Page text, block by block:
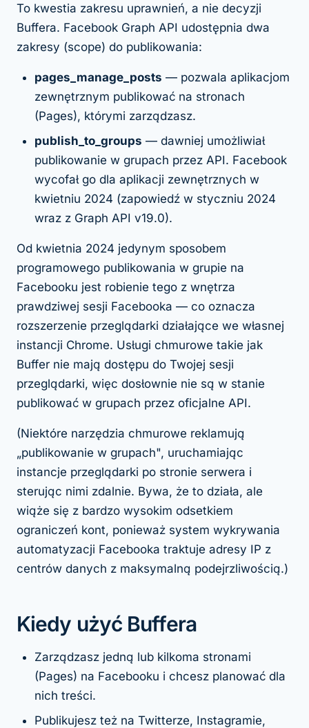
To kwestia zakresu uprawnień, a nie decyzji
Buffera. Facebook Graph API udostępnia dwa
zakresy (scope) do publikowania:
pages_manage_posts — pozwala aplikacjom
zewnętrznym publikować na stronach
(Pages), którymi zarządzasz.
publish_to_groups — dawniej umożliwiał
publikowanie w grupach przez API. Facebook
wycofał go dla aplikacji zewnętrznych w
kwietniu 2024 (zapowiedź w styczniu 2024
wraz z Graph API v19.0).
Od kwietnia 2024 jedynym sposobem
programowego publikowania w grupie na
Facebooku jest robienie tego z wnętrza
prawdziwej sesji Facebooka — co oznacza
rozszerzenie przeglądarki działające we własnej
instancji Chrome. Usługi chmurowe takie jak
Buffer nie mają dostępu do Twojej sesji
przeglądarki, więc dosłownie nie są w stanie
publikować w grupach przez oficjalne API.
(Niektóre narzędzia chmurowe reklamują
„publikowanie w grupach", uruchamiając
instancje przeglądarki po stronie serwera i
sterując nimi zdalnie. Bywa, że to działa, ale
wiąże się z bardzo wysokim odsetkiem
ograniczeń kont, ponieważ system wykrywania
automatyzacji Facebooka traktuje adresy IP z
centrów danych z maksymalną podejrzliwością.)
Kiedy użyć Buffera
Zarządzasz jedną lub kilkoma stronami
(Pages) na Facebooku i chcesz planować dla
nich treści.
Publikujesz też na Twitterze, Instagramie,